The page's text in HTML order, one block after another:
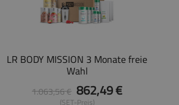
LR BODY MISSION 3 Monate freie
Wahl
1.063,56 € 862,49 €